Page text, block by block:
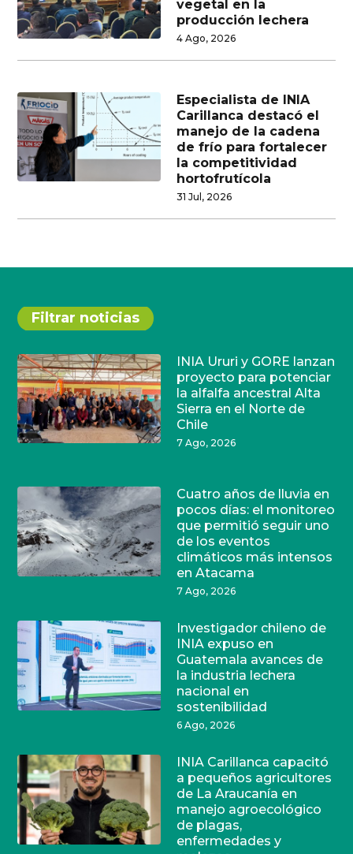
vegetal en la
producción lechera
4 Ago, 2026
Especialista de INIA
Carillanca destacó el
manejo de la cadena
de frío para fortalecer
la competitividad
hortofrutícola
31 Jul, 2026
Filtrar noticias
INIA Ururi y GORE lanzan
proyecto para potenciar
la alfalfa ancestral Alta
Sierra en el Norte de
Chile
7 Ago, 2026
Cuatro años de lluvia en
pocos días: el monitoreo
que permitió seguir uno
de los eventos
climáticos más intensos
en Atacama
7 Ago, 2026
Investigador chileno de
INIA expuso en
Guatemala avances de
la industria lechera
nacional en
sostenibilidad
6 Ago, 2026
INIA Carillanca capacitó
a pequeños agricultores
de La Araucanía en
manejo agroecológico
de plagas,
enfermedades y